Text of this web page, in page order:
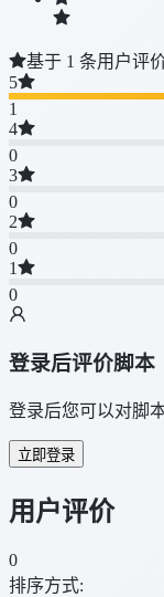
基于 1 条用户评
5
1
4
0
3
0
2
0
1
0
登录后评价脚本
登录后您可以对脚
立即登录
用户评价
0
排序方式: